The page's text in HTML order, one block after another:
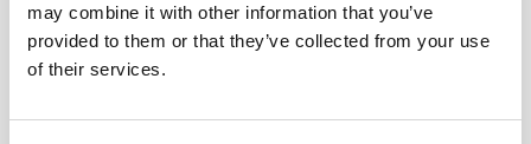
may combine it with other information that you’ve
provided to them or that they’ve collected from your use
of their services.